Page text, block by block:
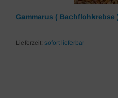
Gammarus ( Bachflohkrebse
Lieferzeit: sofort lieferbar